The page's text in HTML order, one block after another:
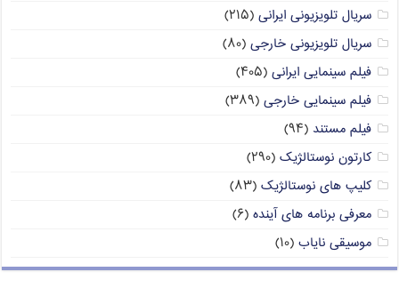
سریال تلویزیونی ایرانی (۲۱۵)
سریال تلویزیونی خارجی (۸۰)
فیلم سینمایی ایرانی (۴۰۵)
فیلم سینمایی خارجی (۳۸۹)
فیلم مستند (۹۴)
کارتون نوستالژیک (۲۹۰)
کلیپ های نوستالژیک (۸۳)
معرفی برنامه های آینده (۶)
موسیقی نایاب (۱۰)